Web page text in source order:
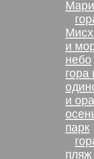
и
небо
гора
и
парк
пляж